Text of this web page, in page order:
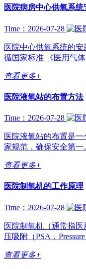
医院病房中心供氧系统
Time：2026-07-28
医院中心供氧系统的
循国家标准 《医用气体
查看更多+
医院液氧站的布置方法
Time：2026-07-28
医院液氧站的布置是
家规范，确保安全第一
查看更多+
医院制氧机的工作原理
Time：2026-07-28
医院制氧机（通常指
压吸附（PSA，Pressure
查看更多+